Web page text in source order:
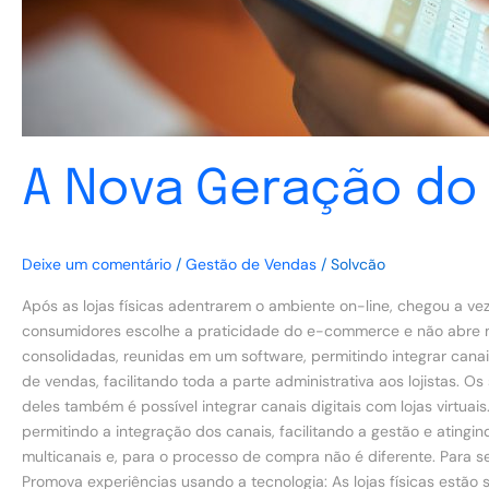
A Nova Geração
Deixe um comentário / Gestão de Vendas / Solvcão
Após as lojas físicas adentrarem o ambiente on-line, chegou a
consumidores escolhe a praticidade do e-commerce e não
consolidadas, reunidas em um software, permitindo integrar
de vendas, facilitando toda a parte administrativa aos lojistas.
deles também é possível integrar canais digitais com lojas
permitindo a integração dos canais, facilitando a gestão e
multicanais e, para o processo de compra não é diferente. Para
Promova experiências usando a tecnologia: As lojas físicas